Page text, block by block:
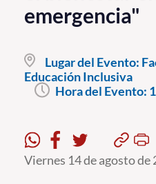
Pregrado
Postgrado
Formación Continua
emergencia"
Lugar del Evento:
Educación Inclusiva
Hora del Evento:
Viernes 14 de agosto de